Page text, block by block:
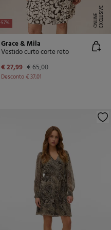
-57% E
X
C
L
U
SI
V
E
O
N
LI
N
E
Grace & Mila
Vestido curto corte reto
€ 27,99 € 65,00
Desconto€ 37,01